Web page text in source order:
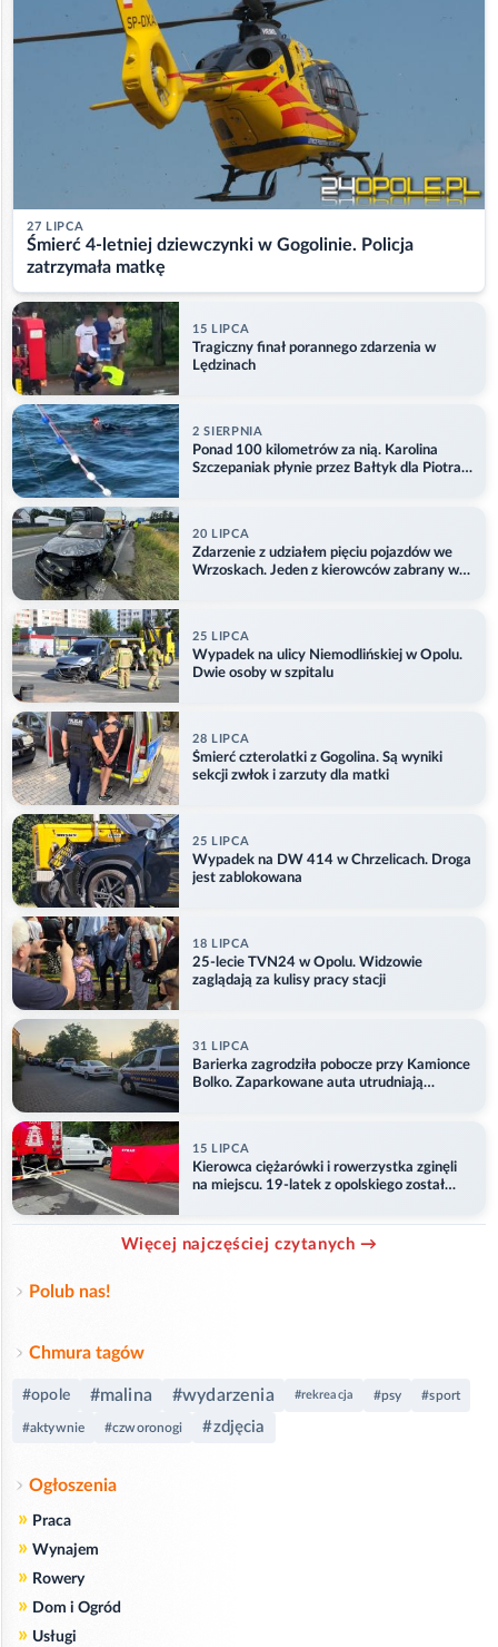
27 LIPCA
Śmierć 4-letniej dziewczynki w Gogolinie. Policja
zatrzymała matkę
15 LIPCA
Tragiczny finał porannego zdarzenia w
Lędzinach
2 SIERPNIA
Ponad 100 kilometrów za nią. Karolina
Szczepaniak płynie przez Bałtyk dla Piotra.
20 LIPCA
Zdarzenie z udziałem pięciu pojazdów we
Wrzoskach. Jeden z kierowców zabrany w
25 LIPCA
Wypadek na ulicy Niemodlińskiej w Opolu.
Dwie osoby w szpitalu
28 LIPCA
Śmierć czterolatki z Gogolina. Są wyniki
sekcji zwłok i zarzuty dla matki
25 LIPCA
Wypadek na DW 414 w Chrzelicach. Droga
jest zablokowana
18 LIPCA
25-lecie TVN24 w Opolu. Widzowie
zaglądają za kulisy pracy stacji
31 LIPCA
Barierka zagrodziła pobocze przy Kamionce
Bolko. Zaparkowane auta utrudniają
15 LIPCA
Kierowca ciężarówki i rowerzystka zginęli
na miejscu. 19-latek z opolskiego został
Więcej najczęściej czytanych →
Polub nas!
Chmura tagów
#opole #malina #wydarzenia #rekreacja #psy #sport
#aktywnie #czworonogi #zdjęcia
Ogłoszenia
» Praca
» Wynajem
» Rowery
» Dom i Ogród
» Usługi